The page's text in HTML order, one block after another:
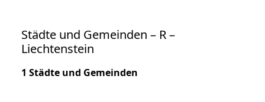
Städte und Gemeinden – R –
Liechtenstein
1 Städte und Gemeinden